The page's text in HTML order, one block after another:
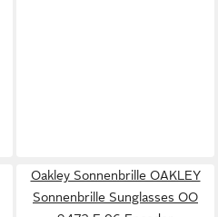
Oakley Sonnenbrille OAKLEY
Sonnenbrille Sunglasses OO